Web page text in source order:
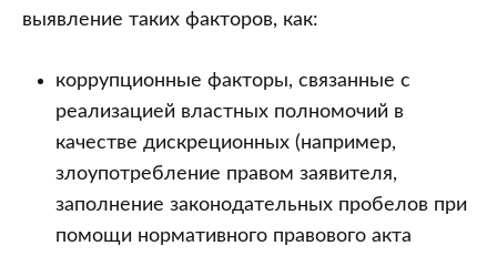
выявление таких факторов, как:
коррупционные факторы, связанные с
реализацией властных полномочий в
качестве дискреционных (например,
злоупотребление правом заявителя,
заполнение законодательных пробелов при
помощи нормативного правового акта